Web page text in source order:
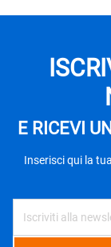
E RICEVI
Inserisci qui la